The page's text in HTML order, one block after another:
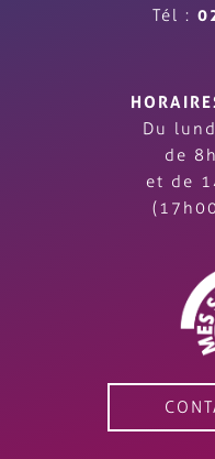
Tél :
Du
de
et de